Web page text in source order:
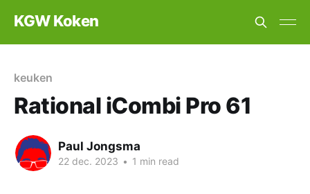
KGW Koken
keuken
Rational iCombi Pro 61
Paul Jongsma
22 dec. 2023 • 1 min read